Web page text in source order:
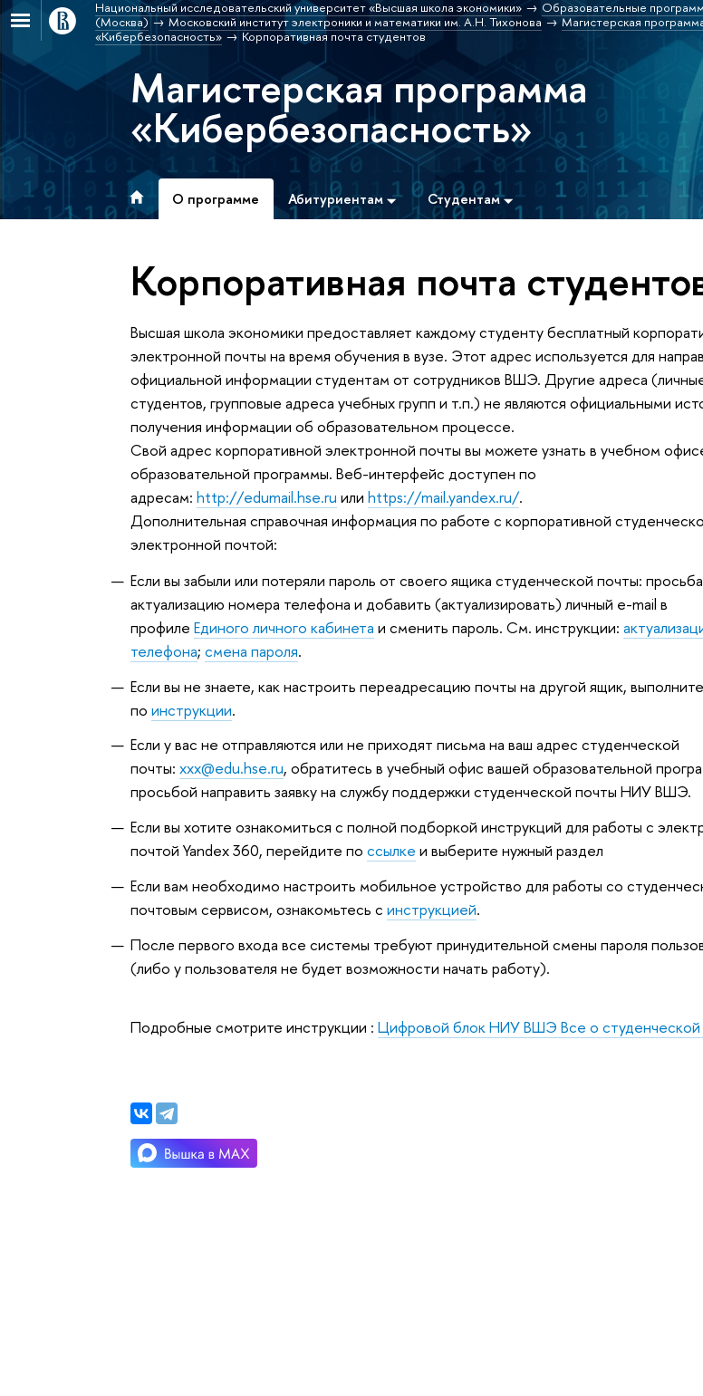
Национальный исследовательский университет «Высшая школа экономики»
Образовательные
(Москва)
Московский институт электроники и математики им. А.Н. Тихонова
Магистерская
«Кибербезопасность»
Корпоративная почта студентов
Магистерская программа
«Кибербезопасность»
О программе Абитуриентам Студентам
Корпоративная почта
Высшая школа экономики предоставляет каждому студенту бесплатный
электронной почты на время обучения в вузе. Этот адрес используется для
официальной информации студентам от сотрудников ВШЭ. Другие адреса
студентов, групповые адреса учебных групп и т.п.) не являются официальными
получения информации об образовательном процессе.
Свой адрес корпоративной электронной почты вы можете узнать в учебном
образовательной программы. Веб-интерфейс доступен по
адресам:http://edumail.hse.ru илиhttps://mail.yandex.ru/.
Дополнительная справочная информация по работе с корпоративной
электронной почтой:
Если вы забыли или потеряли пароль от своего ящика студенческой почты:
актуализацию номера телефона и добавить (актуализировать) личный e-mail в
профилеЕдиного личного кабинета и сменить пароль. См. инструкции:
телефона;смена пароля.
Если вы не знаете, как настроить переадресацию почты на другой ящик,
поинструкции.
Если у вас не отправляются или не приходят письма на ваш адрес студенческой
почты:xxx@edu.hse.ru, обратитесь в учебный офис вашей образовательной
просьбой направить заявку на службу поддержки студенческой почты НИУ ВШЭ.
Если вы хотите ознакомиться с полной подборкой инструкций для работы с
почтой Yandex 360, перейдите поссылке и выберите нужный раздел
Если вам необходимо настроить мобильное устройство для работы со
почтовым сервисом, ознакомьтесь синструкцией.
После первого входа все системы требуют принудительной смены пароля
(либо у пользователя не будет возможности начать работу).
Подробные смотрите инструкции :Цифровой блок НИУ ВШЭ Все о студенческой